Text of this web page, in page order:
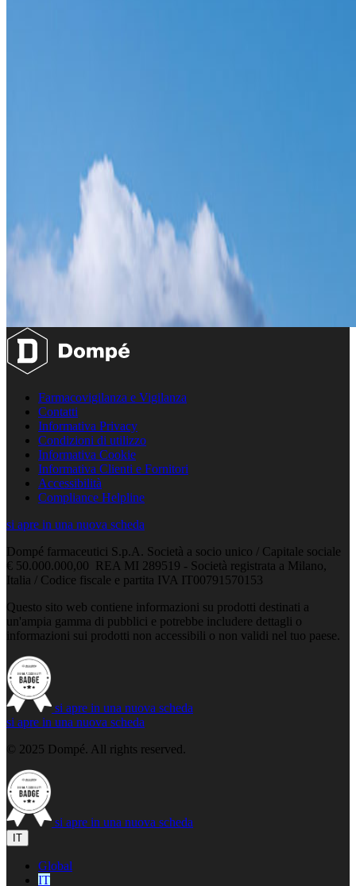
Farmacovigilanza e Vigilanza
Contatti
Informativa Privacy
Condizioni di utilizzo
Informativa Cookie
Informativa Clienti e Fornitori
Accessibilità
Compliance Helpline
si apre in una nuova scheda
Dompé farmaceutici S.p.A. Società a socio unico / Capitale sociale
€ 50.000.000,00 REA MI 289519 - Società registrata a Milano,
Italia / Codice fiscale e partita IVA IT00791570153
Questo sito web contiene informazioni su prodotti destinati a
un'ampia gamma di pubblici e potrebbe includere dettagli o
informazioni sui prodotti non accessibili o non validi nel tuo paese.
si apre in una nuova scheda
si apre in una nuova scheda
© 2025 Dompé. All rights reserved.
si apre in una nuova scheda
IT
Global
IT